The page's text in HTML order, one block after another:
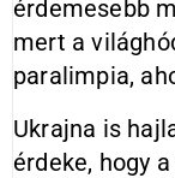
érdemesebb
mert a
paralimpia,
Ukrajna is
érdeke, hogy